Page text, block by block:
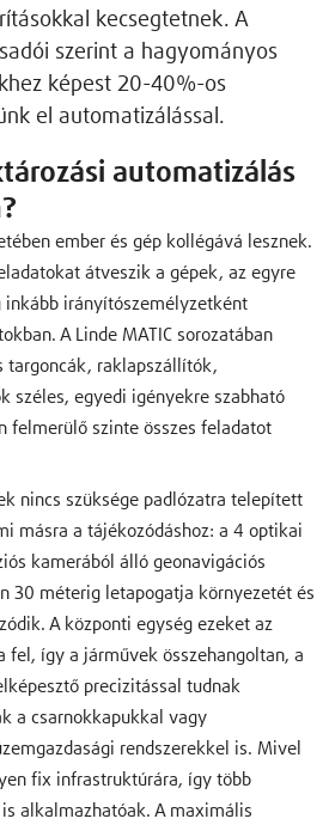
kecsegtetnek. A
szerint a hagyományos
képest 20-40%-os
el automatizálással.
automatizálás
ember és gép kollégává lesznek.
átveszik a gépek, az egyre
inkább irányítószemélyzetként
A Linde MATIC sorozatában
targoncák, raklapszállítók,
széles, egyedi igényekre szabható
felmerülő szinte összes feladatot
nincs szüksége padlózatra telepített
másra a tájékozódáshoz: a 4 optikai
kamerából álló geonavigációs
30 méterig letapogatja környezetét és
A központi egység ezeket az
fel, így a járművek összehangoltan, a
precizitással tudnak
a csarnokkapukkal vagy
rendszerekkel is. Mivel
fix infrastruktúrára, így több
alkalmazhatóak. A maximális